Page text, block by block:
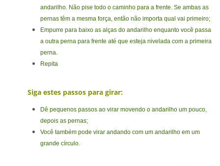
andarilho. Não pise todo o caminho para a frente. Se ambas as
pernas têm a mesma força, então não importa qual vai primeiro;
Empurre para baixo as alças do andarilho enquanto você passa
a outra perna para frente até que esteja nivelada com a primeira
perna.
Repita
Siga estes passos para girar:
Dê pequenos passos ao virar movendo o andarilho um pouco,
depois as pernas;
Você também pode virar andando com um andarilho em um
grande círculo.